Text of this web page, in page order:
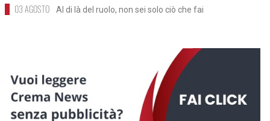
03 AGOSTO Al di là del ruolo, non sei solo ciò che fai